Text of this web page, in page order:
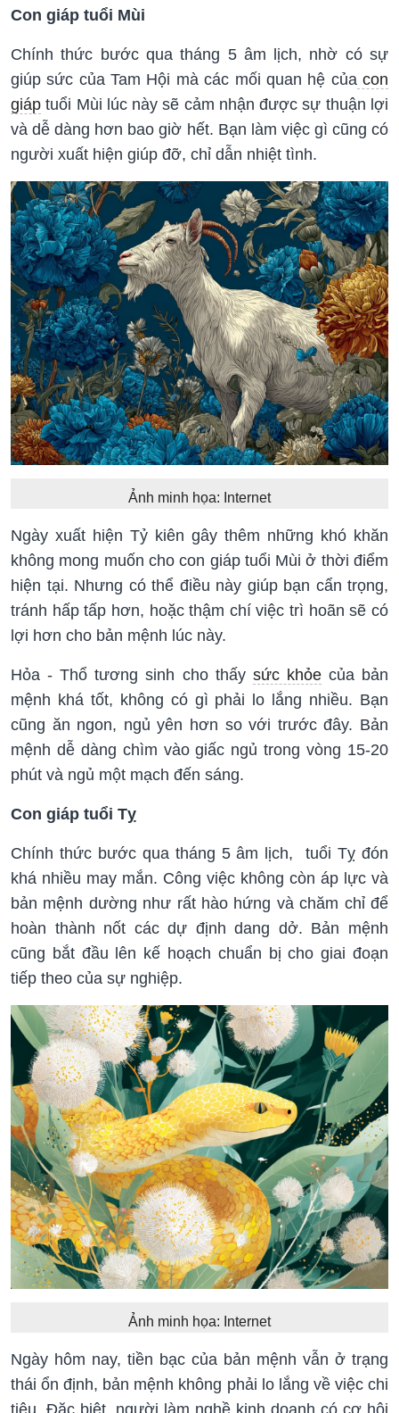
Con giáp tuổi Mùi
Chính thức bước qua tháng 5 âm lịch, nhờ có sự
giúp sức của Tam Hội mà các mối quan hệ của con
giáp tuổi Mùi lúc này sẽ cảm nhận được sự thuận lợi
và dễ dàng hơn bao giờ hết. Bạn làm việc gì cũng có
người xuất hiện giúp đỡ, chỉ dẫn nhiệt tình.
Ảnh minh họa: Internet
Ngày xuất hiện Tỷ kiên gây thêm những khó khăn
không mong muốn cho con giáp tuổi Mùi ở thời điểm
hiện tại. Nhưng có thể điều này giúp bạn cẩn trọng,
tránh hấp tấp hơn, hoặc thậm chí việc trì hoãn sẽ có
lợi hơn cho bản mệnh lúc này.
Hỏa - Thổ tương sinh cho thấy sức khỏecủa bản
mệnh khá tốt, không có gì phải lo lắng nhiều. Bạn
cũng ăn ngon, ngủ yên hơn so với trước đây. Bản
mệnh dễ dàng chìm vào giấc ngủ trong vòng 15-20
phút và ngủ một mạch đến sáng.
Con giáp tuổi Tỵ
Chính thức bước qua tháng 5 âm lịch, tuổi Tỵ đón
khá nhiều may mắn. Công việc không còn áp lực và
bản mệnh dường như rất hào hứng và chăm chỉ để
hoàn thành nốt các dự định dang dở. Bản mệnh
cũng bắt đầu lên kế hoạch chuẩn bị cho giai đoạn
tiếp theo của sự nghiệp.
Ảnh minh họa: Internet
Ngày hôm nay, tiền bạc của bản mệnh vẫn ở trạng
thái ổn định, bản mệnh không phải lo lắng về việc chi
tiêu. Đặc biệt, người làm nghề kinh doanh có cơ hội